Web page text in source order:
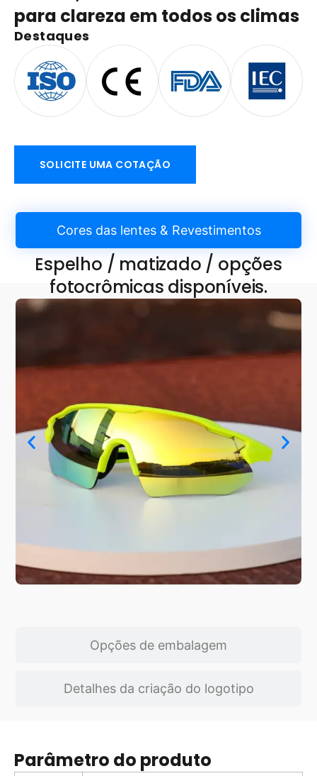
para clareza em todos os climas
Destaques
SOLICITE UMA COTAÇÃO
Cores das lentes & Revestimentos
Opções de embalagem
Detalhes da criação do logotipo
Espelho / matizado / opções
fotocrômicas disponíveis.
Parâmetro do produto